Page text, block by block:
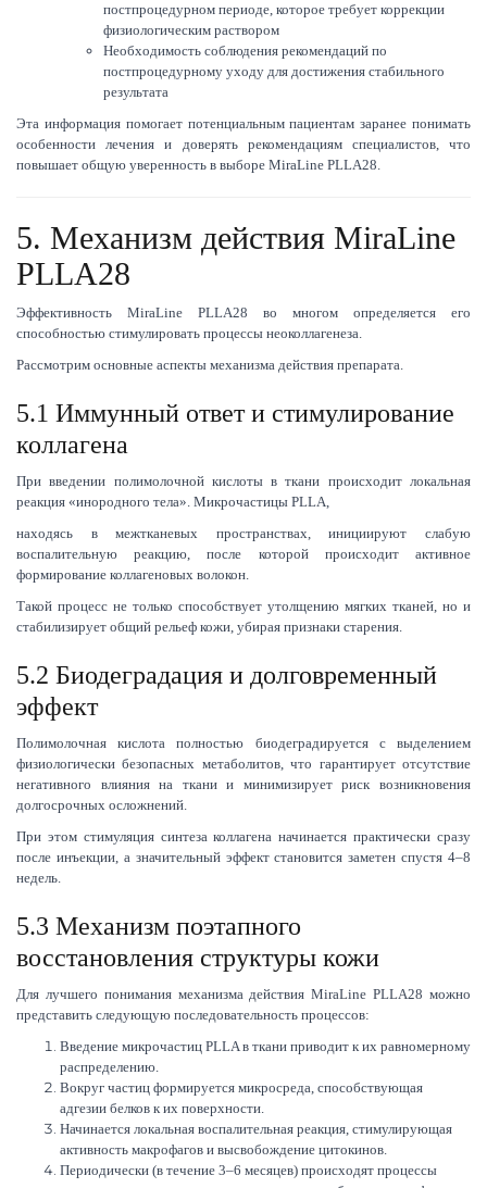
постпроцедурном периоде, которое требует коррекции
физиологическим раствором
Необходимость соблюдения рекомендаций по
постпроцедурному уходу для достижения стабильного
результата
Эта информация помогает потенциальным пациентам заранее понимать
особенности лечения и доверять рекомендациям специалистов, что
повышает общую уверенность в выборе MiraLine PLLA28.
5. Механизм действия MiraLine
PLLA28
Эффективность MiraLine PLLA28 во многом определяется его
способностью стимулировать процессы неоколлагенеза.
Рассмотрим основные аспекты механизма действия препарата.
5.1 Иммунный ответ и стимулирование
коллагена
При введении полимолочной кислоты в ткани происходит локальная
реакция «инородного тела». Микрочастицы PLLA,
находясь в межтканевых пространствах, инициируют слабую
воспалительную реакцию, после которой происходит активное
формирование коллагеновых волокон.
Такой процесс не только способствует утолщению мягких тканей, но и
стабилизирует общий рельеф кожи, убирая признаки старения.
5.2 Биодеградация и долговременный
эффект
Полимолочная кислота полностью биодеградируется с выделением
физиологически безопасных метаболитов, что гарантирует отсутствие
негативного влияния на ткани и минимизирует риск возникновения
долгосрочных осложнений.
При этом стимуляция синтеза коллагена начинается практически сразу
после инъекции, а значительный эффект становится заметен спустя 4–8
недель.
5.3 Механизм поэтапного
восстановления структуры кожи
Для лучшего понимания механизма действия MiraLine PLLA28 можно
представить следующую последовательность процессов:
Введение микрочастиц PLLA в ткани приводит к их равномерному
распределению.
Вокруг частиц формируется микросреда, способствующая
адгезии белков к их поверхности.
Начинается локальная воспалительная реакция, стимулирующая
активность макрофагов и высвобождение цитокинов.
Периодически (в течение 3–6 месяцев) происходят процессы